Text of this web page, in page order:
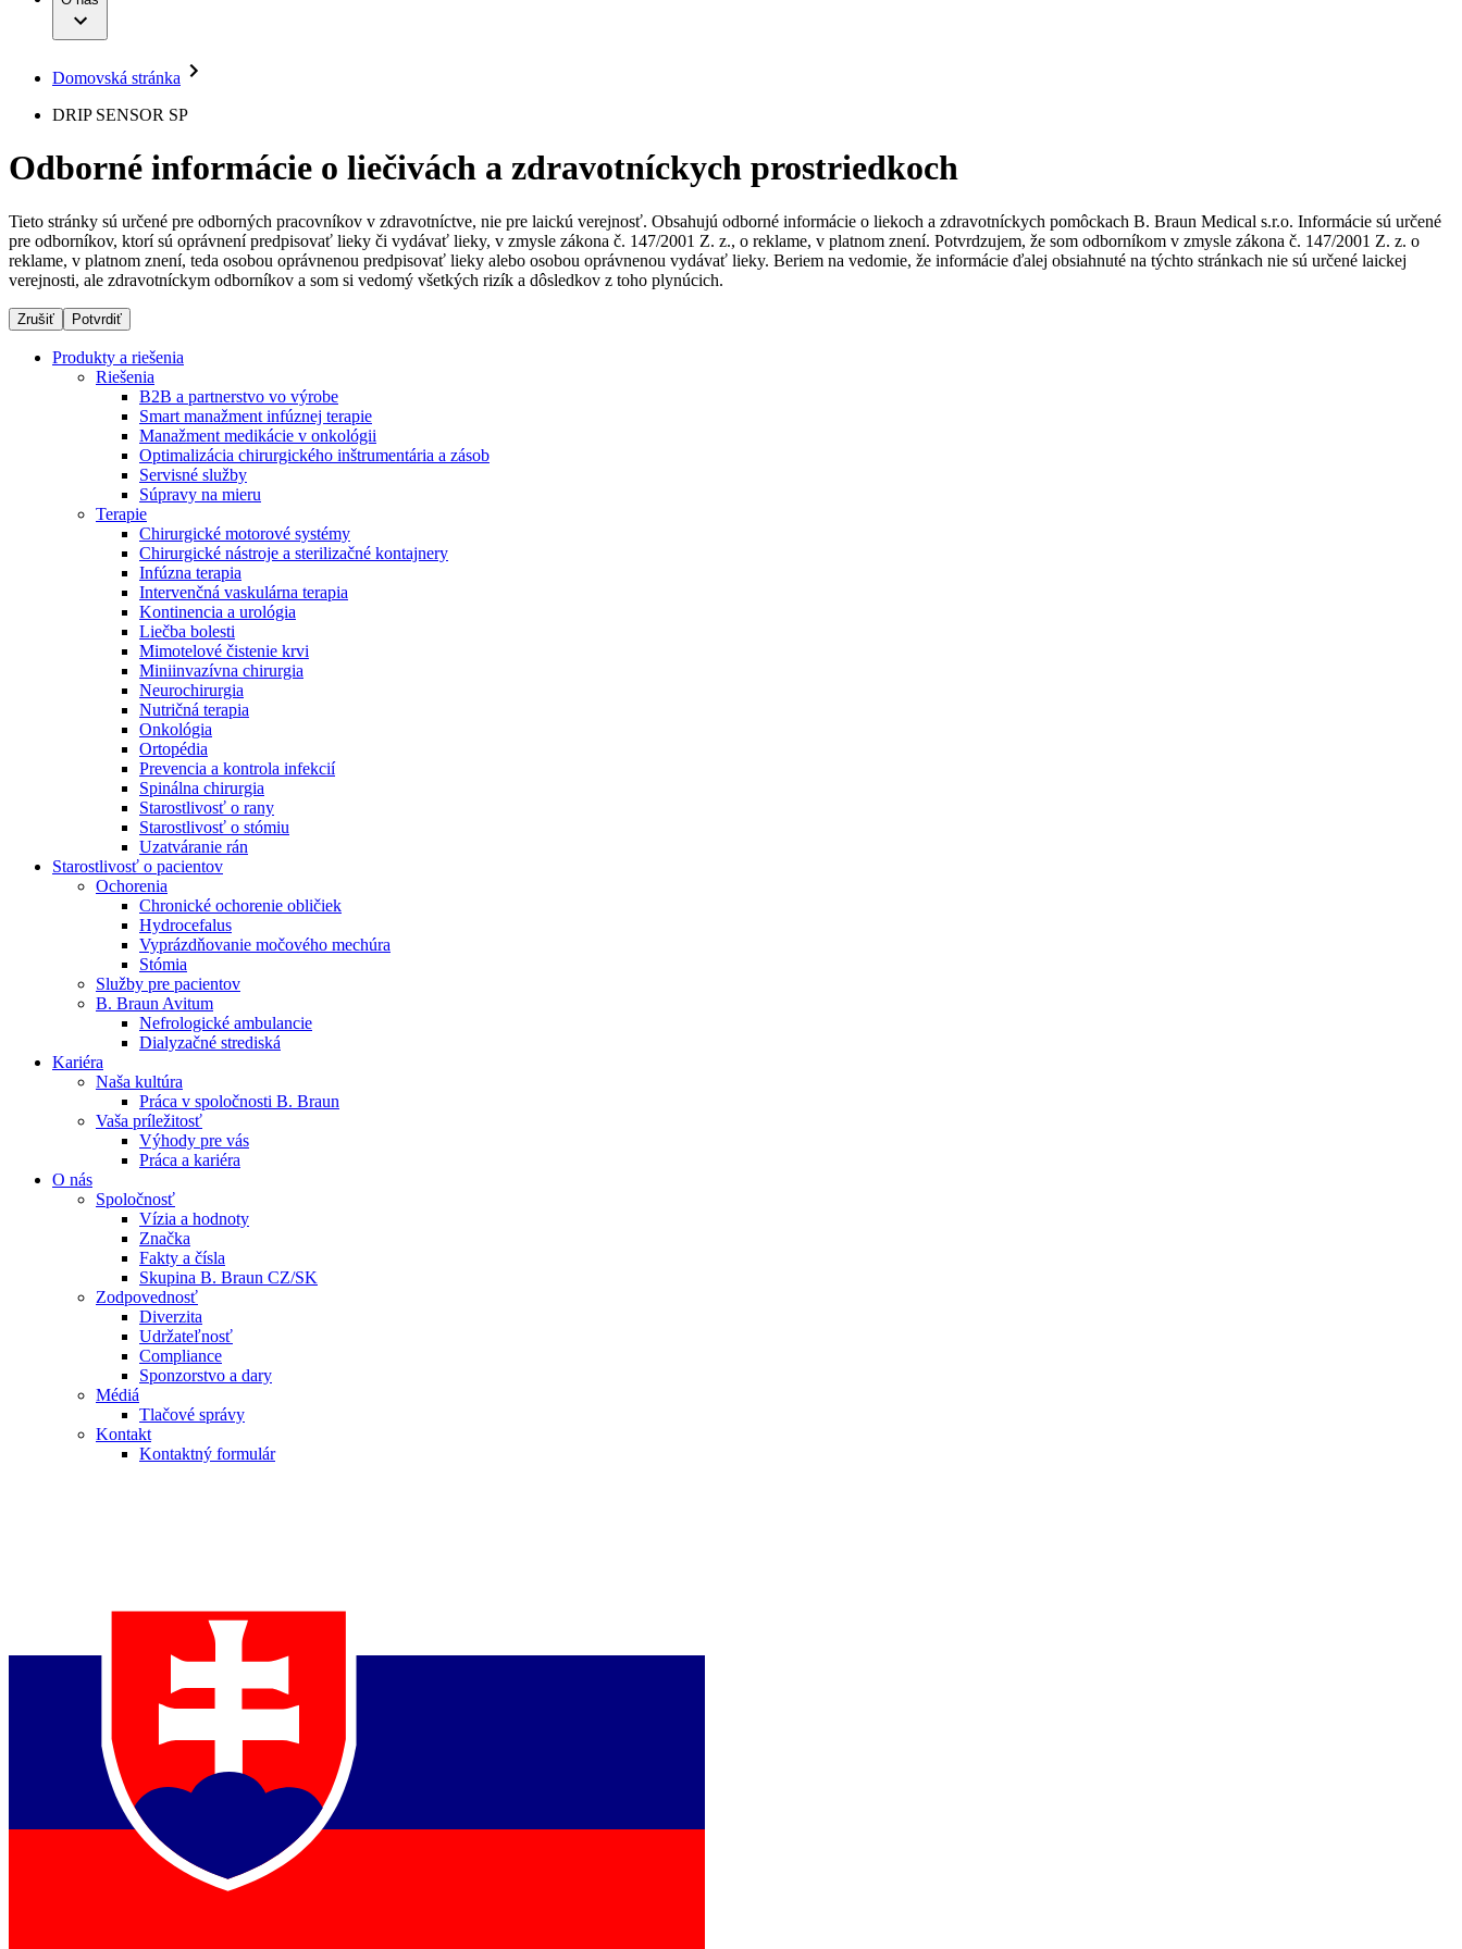
Liečba bolesti
Mimotelové čistenie krvi
Neurochirurgia
Onkológia
Ortopédia
Spinálna chirurgia
Starostlivosť o rany
Starostlivosť o stómiu
Uzatváranie rán
Terapie
Produktový katalóg​
Objavte naše produkty. ​Navštívte produktový katalóg B. Braun​ s našim kompletným produktovým portfóliom.​
Ochorenia
Služby pre pacientov
Dialyzačné strediská
B. Braun Avitum poskytuje kvalitnú dialyzačnú starostlivosť vo všetkých svojich strediskách na Slovensku. Viac informácií nájdete na stránke jednotlivých stredísk.
Vaša príležitosť
Nájdite si prácu u nás​
Objavte svoje kariérne príležitosti ​v B. Braun. Vyhľadajte náš trh práce​ pre zaujímavé pozície na Slovensku.​
Médiá
Tlačové správy
Kontakt
Spoločnosť
Zodpovednosť
Médiá
Kontakt
Kontakt
Zostaňte v dialógu s B. Braun. Kontaktujte nás.
Domovská stránka
DRIP SENSOR SP
Odborné informácie o liečivách a zdravotníckych prostriedkoch
Tieto stránky sú určené pre odborných pracovníkov v zdravotníctve, nie pre laickú verejnosť. Obsahujú odborné informácie o liekoch a zdravotníckych pomôckach B. Braun Medical s.r.o. Informácie sú určené
pre odborníkov, ktorí sú oprávnení predpisovať lieky či vydávať lieky, v zmysle zákona č. 147/2001 Z. z., o reklame, v platnom znení. Potvrdzujem, že som odborníkom v zmysle zákona č. 147/2001 Z. z. o
reklame, v platnom znení, teda osobou oprávnenou predpisovať lieky alebo osobou oprávnenou vydávať lieky. Beriem na vedomie, že informácie ďalej obsiahnuté na týchto stránkach nie sú určené laickej
verejnosti, ale zdravotníckym odborníkov a som si vedomý všetkých rizík a dôsledkov z toho plynúcich.
Zrušiť Potvrdiť
Produkty a riešenia
Riešenia
B2B a partnerstvo vo výrobe
Smart manažment infúznej terapie
Manažment medikácie v onkológii
Optimalizácia chirurgického inštrumentária a zásob
Servisné služby
Súpravy na mieru
Terapie
Chirurgické motorové systémy
Chirurgické nástroje a sterilizačné kontajnery
Infúzna terapia
Intervenčná vaskulárna terapia
Kontinencia a urológia
Liečba bolesti
Mimotelové čistenie krvi
Miniinvazívna chirurgia
Neurochirurgia
Nutričná terapia
Onkológia
Ortopédia
Prevencia a kontrola infekcií
Spinálna chirurgia
Starostlivosť o rany
Starostlivosť o stómiu
Uzatváranie rán
Starostlivosť o pacientov
Ochorenia
Chronické ochorenie obličiek
Hydrocefalus
Vyprázdňovanie močového mechúra
Stómia
Služby pre pacientov
B. Braun Avitum
Nefrologické ambulancie
Dialyzačné strediská
Kariéra
Naša kultúra
Práca v spoločnosti B. Braun
Vaša príležitosť
Výhody pre vás
Práca a kariéra
O nás
Spoločnosť
Vízia a hodnoty
Značka
Fakty a čísla
Skupina B. Braun CZ/SK
Zodpovednosť
Diverzita
Udržateľnosť
Compliance
Sponzorstvo a dary
Médiá
Tlačové správy
Kontakt
Kontaktný formulár